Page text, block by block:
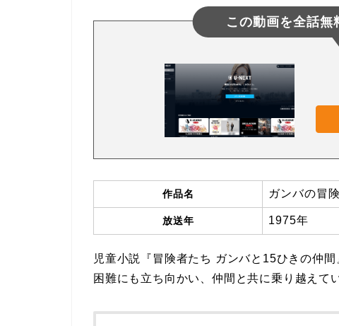
この動画を全話無
作品名 ガンバの冒険
放送年 1975年
児童小説『冒険者たち ガンバと15ひきの仲
困難にも立ち向かい、仲間と共に乗り越えて